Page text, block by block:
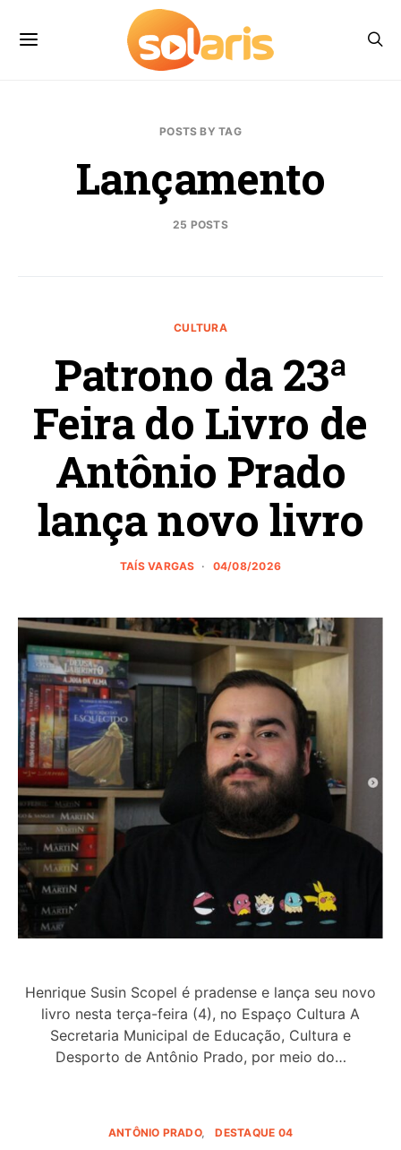
POSTS BY TAG
Lançamento
25 POSTS
CULTURA
Patrono da 23ª
Feira do Livro de
Antônio Prado
lança novo livro
TAÍS VARGAS 04/08/2026
Henrique Susin Scopel é pradense e lança seu novo
livro nesta terça-feira (4), no Espaço Cultura A
Secretaria Municipal de Educação, Cultura e
Desporto de Antônio Prado, por meio do…
ANTÔNIO PRADO DESTAQUE 04